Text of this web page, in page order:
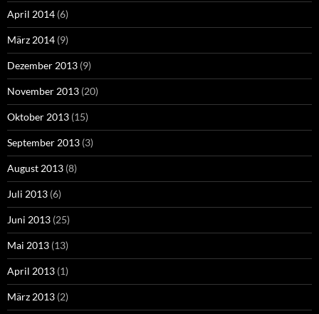
April 2014 (6)
März 2014 (9)
Dezember 2013 (9)
November 2013 (20)
Oktober 2013 (15)
September 2013 (3)
August 2013 (8)
Juli 2013 (6)
Juni 2013 (25)
Mai 2013 (13)
April 2013 (1)
März 2013 (2)